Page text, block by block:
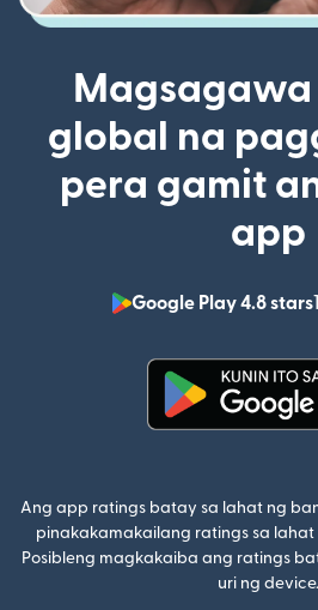
global na
pera gamit
app
Google Play 4.8 stars
Ang app ratings batay sa lahat ng
pinakakamakailang ratings sa lahat
Posibleng magkakaiba ang ratings
uri ng device.